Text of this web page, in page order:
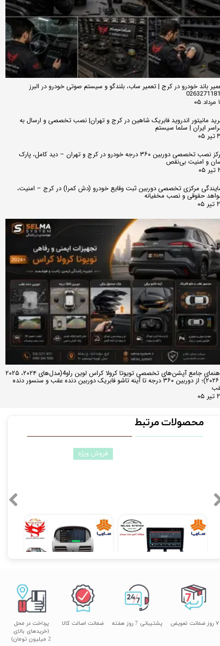
باند خودرو در کرج | تعمیر ساب، بلندگو و سیستم صوتی خودرو در البرز
مانیتور اندروید فابریک شاهین در کرج و تهران| نصب تخصصی و ارسال به
ایران | سلما سیستم
مرکز نصب تخصصی دوربین ۳۶۰ درجه خودرو در کرج و تهران – دید کامل، پارک
و امنیت بی‌نقص
مرکزی تخصصی دوربین ثبت وقایع خودرو (دش کمرا) در کرج – امنیت،
حقوقی و نصب مخفیانه
راهنمای جامع آپشن‌های تخصصی تویوتا کرولا کراس لوین راو4(مدل‌های ۲۰۲۴، ۲۰۲۵
و ۲۰۲۶)؛ از دوربین ۳۶۰ درجه تا آینه تاشو فابریک دوربین دنده عقب و سنسور دنده
محصولات مرتبط
مانیتور فابریک ساینا و کوییک 7 اینچ اندروید مدل W100
۱۰,۳۹۰,۰۰۰ تومان
فروش ویژه
مانیتور فابریکی اندروید تیبا TIBA فولتاچ مدل T3L
۱۲,۹۰۰,۰۰۰ تومان
پشتیبانی 7 روز هفته
پرداخت در محل
(خریدهای بالای
2 میلیون تومان)
۷ روز ضمانت تعویض ضمانت اصالت کالا